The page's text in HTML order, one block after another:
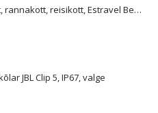
LOQI kandekott, rannakott, reisikott, Estravel Beach Bag
JBL Clip 5, IP67, valge